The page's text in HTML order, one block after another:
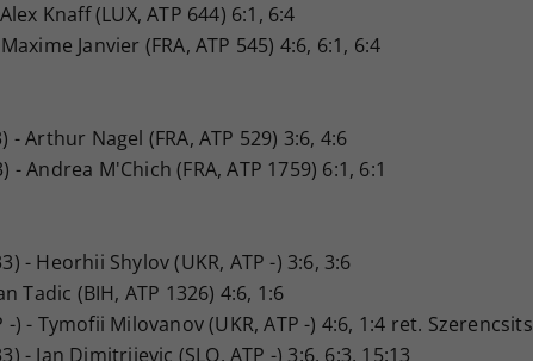
Knaff (LUX, ATP 644) 6:1, 6:4
Janvier (FRA, ATP 545) 4:6, 6:1, 6:4
- Arthur Nagel (FRA, ATP 529) 3:6, 4:6
- Andrea M'Chich (FRA, ATP 1759) 6:1, 6:1
- Heorhii Shylov (UKR, ATP -) 3:6, 3:6
Tadic (BIH, ATP 1326) 4:6, 1:6
-) - Tymofii Milovanov (UKR, ATP -) 4:6, 1:4 ret. Szerencsits
- Jan Dimitrijevic (SLO, ATP -) 3:6, 6:3, 15:13